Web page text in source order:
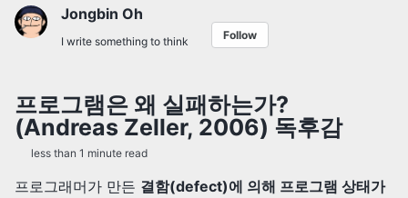
Jongbin Oh
I write something to think Follow
프로그램은 왜 실패하는가?
(Andreas Zeller, 2006) 독후감
less than 1 minute read
프로그래머가 만든 결함(defect)에 의해 프로그램 상태가